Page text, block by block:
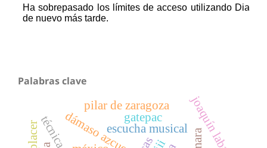
Palabras clave
escucha musical joaquín labayen
dámaso azcuegatepac
pilar de zaragoza